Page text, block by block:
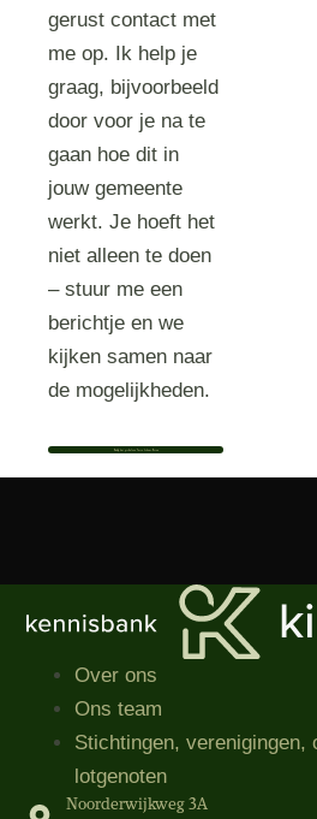
gerust contact met
me op. Ik help je
graag, bijvoorbeeld
door voor je na te
gaan hoe dit in
jouw gemeente
werkt. Je hoeft het
niet alleen te doen
– stuur me een
berichtje en we
kijken samen naar
de mogelijkheden.
Bekijk het profiel van Tessa Lohues-Bocxe
Over ons
Ons team
Stichtingen, verenigingen,
lotgenoten
Noorderwijkweg 3A